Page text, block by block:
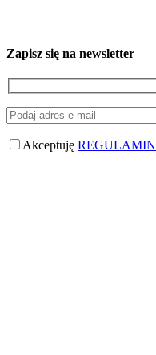
Zapisz się na newsletter
Akceptuję REGULAMIN